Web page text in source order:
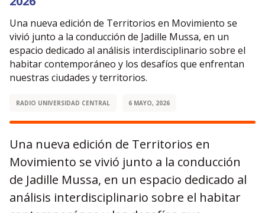
Una nueva edición de Territorios en Movimiento se
vivió junto a la conducción de Jadille Mussa, en un
espacio dedicado al análisis interdisciplinario sobre el
habitar contemporáneo y los desafíos que enfrentan
nuestras ciudades y territorios.
RADIO UNIVERSIDAD CENTRAL 6 MAYO, 2026
Una nueva edición de Territorios en
Movimiento se vivió junto a la conducción
de Jadille Mussa, en un espacio dedicado al
análisis interdisciplinario sobre el habitar